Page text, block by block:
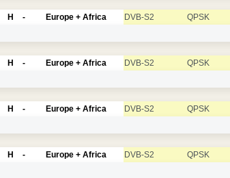
H - Europe + Africa DVB-S2 QPSK
H - Europe + Africa DVB-S2 QPSK
H - Europe + Africa DVB-S2 QPSK
H - Europe + Africa DVB-S2 QPSK